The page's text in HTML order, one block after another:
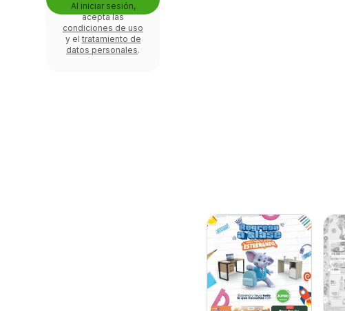
Al iniciar sesión,
acepta las
condiciones de uso
y el tratamiento de
datos personales.